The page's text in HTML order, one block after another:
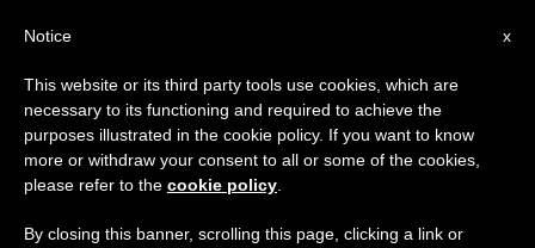
×
Aviso importante
Del 27 de julio al 7 de agosto haremos la pausa
anual, aprovechando que en el periodo de verano
se generan menos informaciones y también el
x
Notice
This website or its third party tools use cookies, which are
necessary to its functioning and required to achieve the
purposes illustrated in the cookie policy. If you want to know
more or withdraw your consent to all or some of the cookies,
please refer to the cookie policy
By closing this banner, scrolling this page, clicking a link or